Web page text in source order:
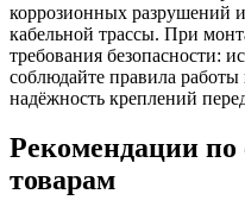
коррозионных разрушений
кабельной трассы. При
требования безопасности:
соблюдайте правила
надёжность креплений
Рекомендации
товарам